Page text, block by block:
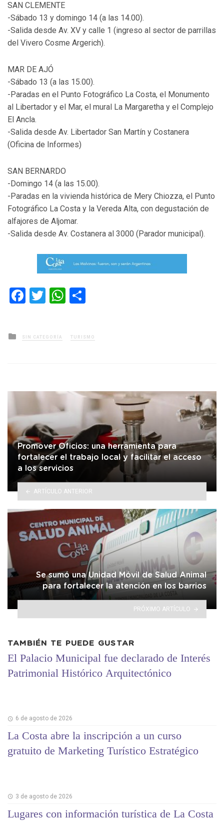
SAN CLEMENTE
-Sábado 13 y domingo 14 (a las 14.00).
-Salida desde Av. XV y calle 1 (ingreso al sector de parrillas
del Vivero Cosme Argerich).
MAR DE AJÓ
-Sábado 13 (a las 15.00).
-Paradas en el Punto Fotográfico La Costa, el Monumento
al Libertador y el Mar, el mural La Margaretha y el Complejo
El Ancla.
-Salida desde Av. Libertador San Martín y Costanera
(Oficina de Informes)
SAN BERNARDO
-Domingo 14 (a las 15.00).
-Paradas en la vivienda histórica de Mery Chiozza, el Punto
Fotográfico La Costa y la Vereda Alta, con degustación de
alfajores de Aljomar.
-Salida desde Av. Costanera al 3000 (Parador municipal).
Facebook
TwitterWhatsApp
Posted
in
SIN CATEGORÍA TURISMO
Promover Oficios: una herramienta para
fortalecer el trabajo local y facilitar el acceso
a los servicios
ARTÍCULO ANTERIOR
Se sumó una Unidad Móvil de Salud Animal
para fortalecer la atención en los barrios
PRÓXIMO ARTÍCULO
TAMBIÉN TE PUEDE GUSTAR
El Palacio Municipal fue declarado de Interés
Patrimonial Histórico Arquitectónico
6 de agosto de 2026
La Costa abre la inscripción a un curso
gratuito de Marketing Turístico Estratégico
3 de agosto de 2026
Lugares con información turística de La Costa